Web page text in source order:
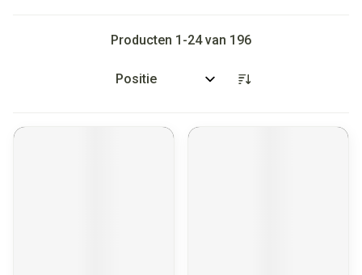
Producten 1 -24van 196
Sorteer op: